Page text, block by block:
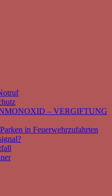
– VERGIFTUNG
in Feuerwehrzufahrten